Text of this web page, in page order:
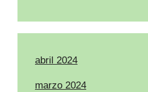
abril 2024
marzo 2024